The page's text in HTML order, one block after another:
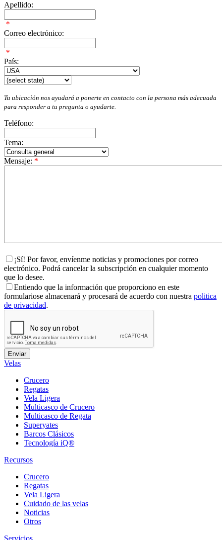
Apellido:
*
Correo electrónico:
*
País:
Tu ubicación nos ayudará a ponerte en contacto con la persona más adecuada
para responder a tu pregunta o ayudarte.
Teléfono:
Tema:
Mensaje: *
¡Sí! Por favor, envíenme noticias y promociones por correo
electrónico. Podrá cancelar la subscripción en cualquier momento
que lo desee.
Entiendo que la información que proporciono en este
formulariose almacenará y procesará de acuerdo con nuestra politica
de privacidad.
Velas
Crucero
Regatas
Vela Ligera
Multicasco de Crucero
Multicasco de Regata
Superyates
Barcos Clásicos
Tecnología iQ®
Recursos
Crucero
Regatas
Vela Ligera
Cuidado de las velas
Noticias
Otros